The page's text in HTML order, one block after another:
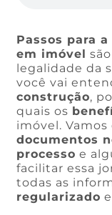
Passos para
em imóvel
legalidade da
você vai
construção,
quais os
imóvel.
documentos
processo e
facilitar essa
todas as
regularizado